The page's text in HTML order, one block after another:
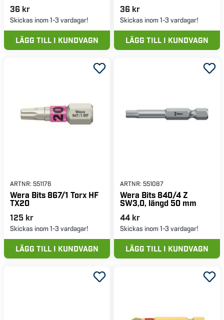
36 kr
Skickas inom 1-3 vardagar!
LÄGG TILL I KUNDVAGN
36 kr
Skickas inom 1-3 vardagar!
LÄGG TILL I KUNDVAGN
ARTNR: 551176
Wera Bits 867/1 Torx HF
TX20
125 kr
Skickas inom 1-3 vardagar!
LÄGG TILL I KUNDVAGN
ARTNR: 551087
Wera Bits 840/4 Z
SW3,0, längd 50 mm
44 kr
Skickas inom 1-3 vardagar!
LÄGG TILL I KUNDVAGN